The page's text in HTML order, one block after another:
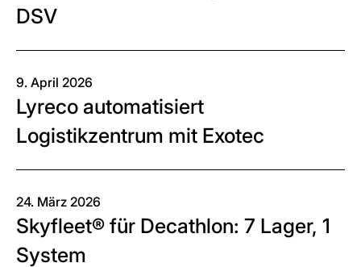
DSV
9. April 2026
Lyreco automatisiert
Logistikzentrum mit Exotec
24. März 2026
Skyfleet® für Decathlon: 7 Lager, 1
System